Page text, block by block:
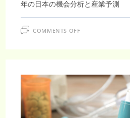
年の日本の機会分析と産業予測
COMMENTS OFFON
デ
バ
イ
ス
市
場：
2033